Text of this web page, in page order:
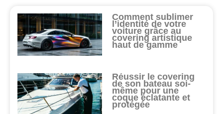
Comment sublimer
l’identité de votre
voiture grâce au
covering artistique
haut de gamme
Réussir le covering
de son bateau soi-
même pour une
coque éclatante et
protégée